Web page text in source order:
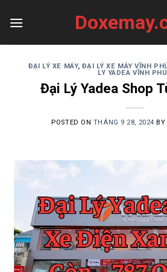
ĐẠI LÝ XE MÁY,ĐẠI LÝ XE MÁY VĨNH
LÝ YADEA VĨNH
Đại Lý Yadea Shop
POSTED ON THÁNG 9 28, 2024 BY